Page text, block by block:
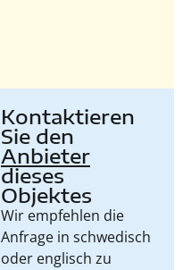
Kontaktieren
Sie den
Anbieter
dieses
Objektes
Wir empfehlen die
Anfrage in schwedisch
oder englisch zu